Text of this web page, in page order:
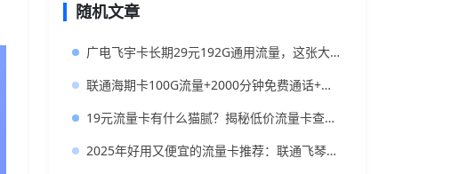
随机文章
广电飞宇卡长期29元192G通用流量，这张大流量卡能不能冲？
联通海期卡100G流量+2000分钟免费通话+月租49元+5G网络黄金速率
19元流量卡有什么猫腻？揭秘低价流量卡查常见的套路
2025年好用又便宜的流量卡推荐：联通飞琴卡280G通用流量+100分钟+4年视频VIP